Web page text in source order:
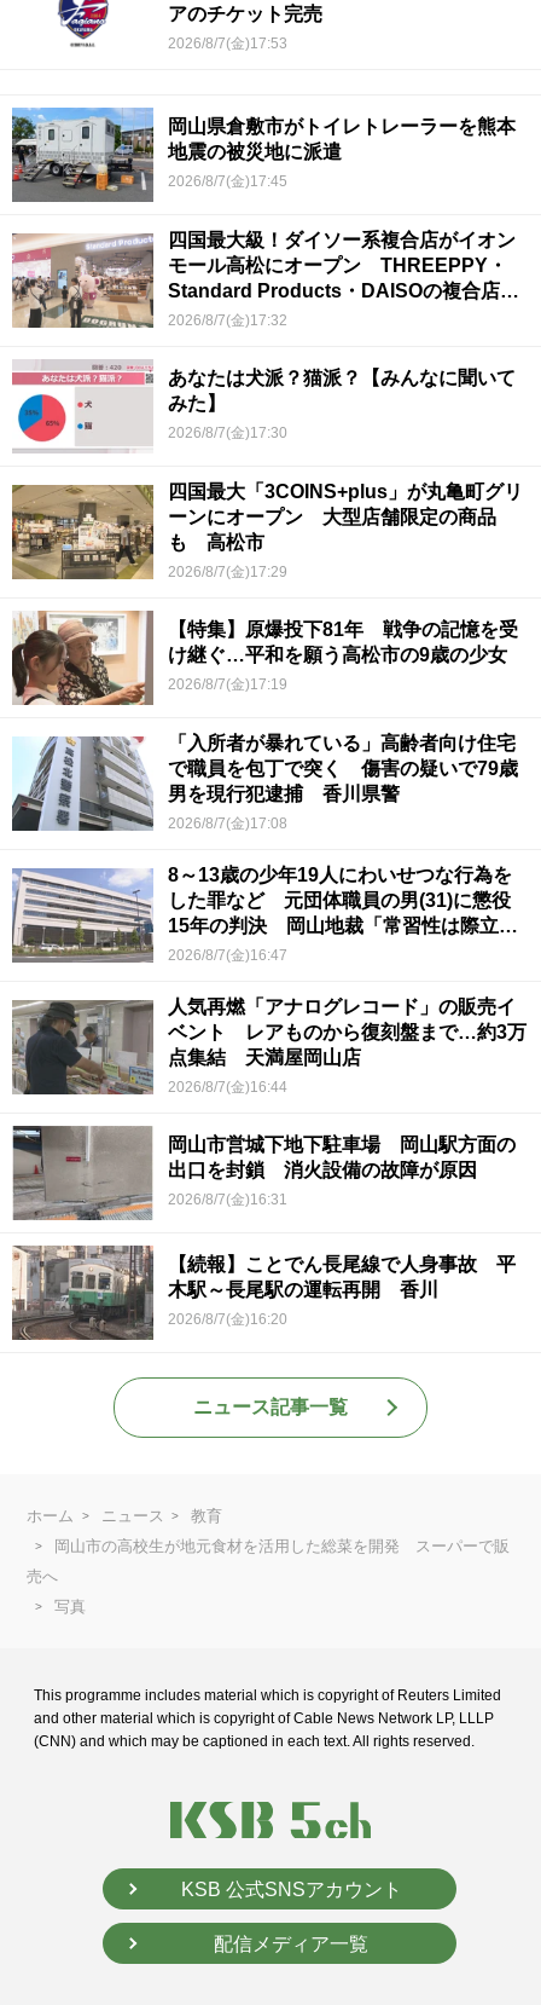
アのチケット完売
2026/8/7(金)17:53
岡山県倉敷市がトイレトレーラーを熊本
地震の被災地に派遣
2026/8/7(金)17:45
四国最大級！ダイソー系複合店がイオン
モール高松にオープン THREEPPY・
Standard Products・DAISOの複合店は
香川県初
2026/8/7(金)17:32
あなたは犬派？猫派？【みんなに聞いて
みた】
2026/8/7(金)17:30
四国最大「3COINS+plus」が丸亀町グリ
ーンにオープン 大型店舗限定の商品
も 高松市
2026/8/7(金)17:29
【特集】原爆投下81年 戦争の記憶を受
け継ぐ…平和を願う高松市の9歳の少女
2026/8/7(金)17:19
「入所者が暴れている」高齢者向け住宅
で職員を包丁で突く 傷害の疑いで79歳
男を現行犯逮捕 香川県警
2026/8/7(金)17:08
8～13歳の少年19人にわいせつな行為を
した罪など 元団体職員の男(31)に懲役
15年の判決 岡山地裁「常習性は際立っ
ていて被害結果も非常に重い」
2026/8/7(金)16:47
人気再燃「アナログレコード」の販売イ
ベント レアものから復刻盤まで…約3万
点集結 天満屋岡山店
2026/8/7(金)16:44
岡山市営城下地下駐車場 岡山駅方面の
出口を封鎖 消火設備の故障が原因
2026/8/7(金)16:31
【続報】ことでん長尾線で人身事故 平
木駅～長尾駅の運転再開 香川
2026/8/7(金)16:20
ニュース記事一覧
ホーム ニュース
教育
岡山市の高校生が地元食材を活用した総菜を開発 スーパーで販
売へ
写真
This programme includes material which is copyright of Reuters Limited
and other material which is copyright of Cable News Network LP, LLLP
(CNN) and which may be captioned in each text. All rights reserved.
KSB 公式SNSアカウント
配信メディア一覧